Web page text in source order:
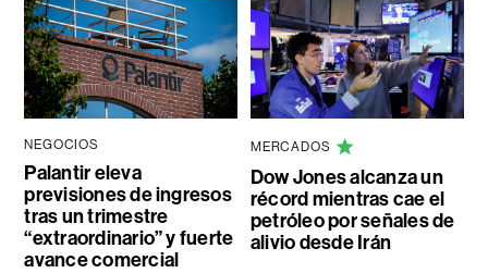
NEGOCIOS
Palantir eleva
previsiones de ingresos
tras un trimestre
“extraordinario” y fuerte
avance comercial
MERCADOS
Dow Jones alcanza un
récord mientras cae el
petróleo por señales de
alivio desde Irán